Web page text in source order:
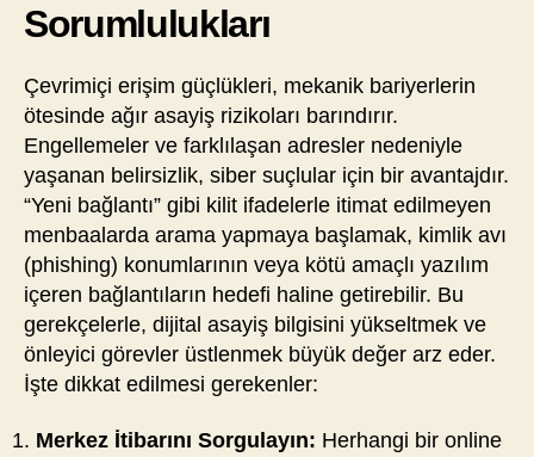
Sorumlulukları
Çevrimiçi erişim güçlükleri, mekanik bariyerlerin
ötesinde ağır asayiş rizikoları barındırır.
Engellemeler ve farklılaşan adresler nedeniyle
yaşanan belirsizlik, siber suçlular için bir avantajdır.
“Yeni bağlantı” gibi kilit ifadelerle itimat edilmeyen
menbaalarda arama yapmaya başlamak, kimlik avı
(phishing) konumlarının veya kötü amaçlı yazılım
içeren bağlantıların hedefi haline getirebilir. Bu
gerekçelerle, dijital asayiş bilgisini yükseltmek ve
önleyici görevler üstlenmek büyük değer arz eder.
İşte dikkat edilmesi gerekenler:
Merkez İtibarını Sorgulayın: Herhangi bir online